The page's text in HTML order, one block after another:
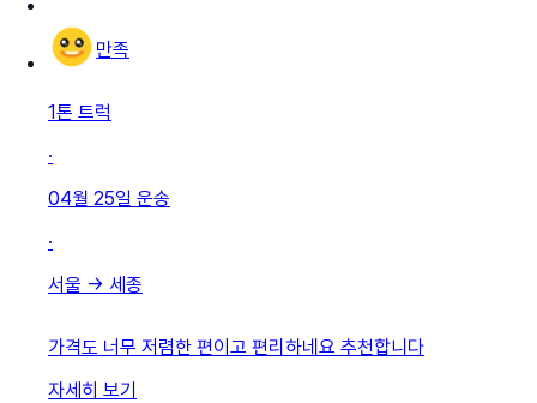
만족
1톤 트럭
·
04월 25일 운송
·
서울 → 세종
가격도 너무 저렴한 편이고 편리하네요 추천합니다
자세히 보기